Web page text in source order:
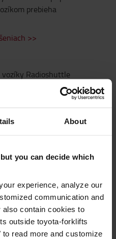
About
you can decide which
experience, analyze our
communication and
contain cookies to
outside toyota-forklifts
read more and customize
prebieha
>>
Radioshuttle
nabíjanie batérií. Každá
batérií (4 kazety
a na displeji vidíte
aj pri teplotách do
hustotou je ideálne pre
pretože
skladového priestoru
řešení >>